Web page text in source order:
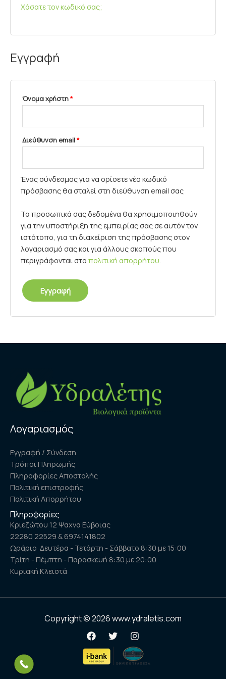
Χάσατε τον κωδικό σας;
Εγγραφή
Όνομα χρήστη*
Διεύθυνση email*
Ένας σύνδεσμος για να ορίσετε νέο κωδικό
πρόσβασης θα σταλεί στη διεύθυνση email σας
Τα προσωπικά σας δεδομένα θα χρησιμοποιηθούν
για την υποστήριξη της εμπειρίας σας σε αυτόν τον
ιστότοπο, για τη διαχείριση της πρόσβασης στον
λογαριασμό σας και για άλλους σκοπούς που
περιγράφονται στο πολιτική απορρήτου.
Εγγραφή
Λογαριασμός
Εγγραφή / Σύνδεση
Τρόποι Πληρωμής
Πληροφορίες Αποστολής
Πολιτική επιστροφής
Πολιτική Απορρήτου
Πληροφορίες
Κριεζώτου 12 Ψαχνα Εύβοιας
22280 22529 & 6974141802
Ωράριο Δευτέρα - Τετάρτη - Σάββατο 8:30 με 15:00
Τρίτη - Πέμπτη - Παρασκευή 8:30 με 20:00
Κυριακή Κλειστά
Copyright © 2026 www.ydraletis.com